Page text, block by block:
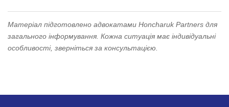
Матеріал підготовлено адвокатами Honcharuk Partners для
загального інформування. Кожна ситуація має індивідуальні
особливості, зверніться за консультацією.